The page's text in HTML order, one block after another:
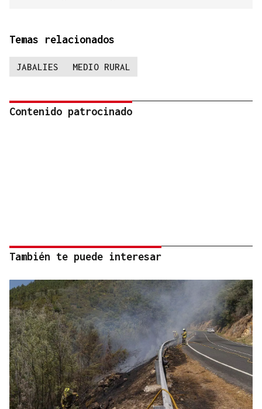
Temas relacionados
JABALIES MEDIO RURAL
Contenido patrocinado
También te puede interesar